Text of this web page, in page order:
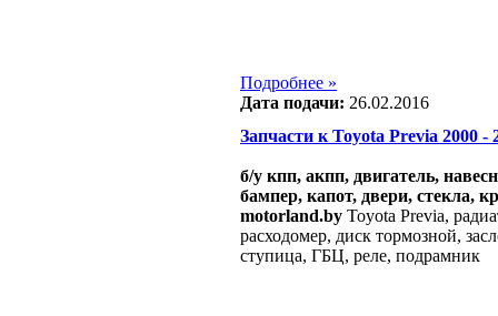
Подробнее »
Дата подачи: 26.02.2016
Запчасти к Toyota Previa 2000 -
б/у кпп, акпп, двигатель,
бампер, капот, двери, стекла,
motorland.by Toyota Previa,
расходомер, диск тормозной,
ступица, ГБЦ, реле, подрамник